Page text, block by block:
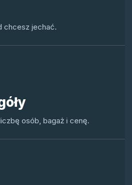
chcesz jechać.
osób, bagaż i cenę.